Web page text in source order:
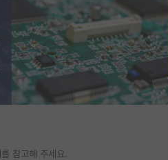
참고해 주세요.